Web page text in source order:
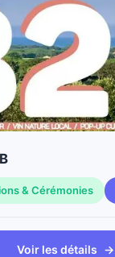
& Cérémonies
Voir les détails →